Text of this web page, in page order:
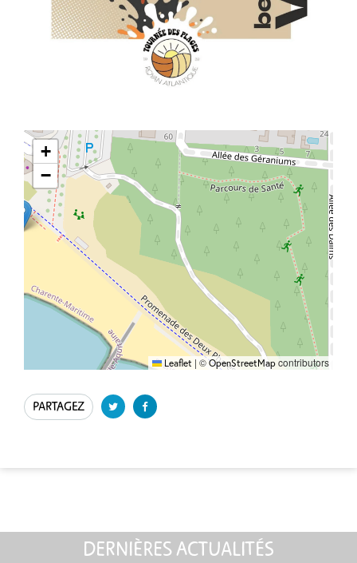
+
−
Leaflet | © OpenStreetMap contributors
PARTAGEZ
DERNIÈRES ACTUALITÉS